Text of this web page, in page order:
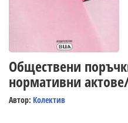
Обществени
нормативни
Автор: Колектив